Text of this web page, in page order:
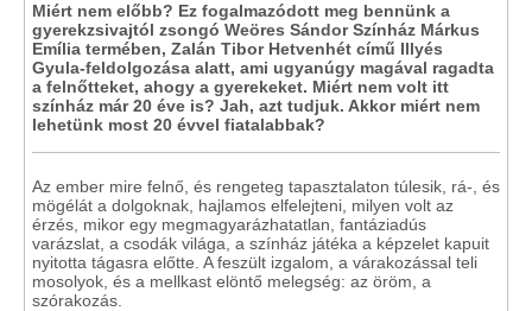
Miért nem előbb? Ez fogalmazódott meg bennünk a
gyerekzsivajtól zsongó Weöres Sándor Színház Márkus
Emília termében, Zalán Tibor Hetvenhét című Illyés
Gyula-feldolgozása alatt, ami ugyanúgy magával ragadta
a felnőtteket, ahogy a gyerekeket. Miért nem volt itt
színház már 20 éve is? Jah, azt tudjuk. Akkor miért nem
lehetünk most 20 évvel fiatalabbak?
Az ember mire felnő, és rengeteg tapasztalaton túlesik, rá-, és
mögélát a dolgoknak, hajlamos elfelejteni, milyen volt az
érzés, mikor egy megmagyarázhatatlan, fantáziadús
varázslat, a csodák világa, a színház játéka a képzelet kapuit
nyitotta tágasra előtte. A feszült izgalom, a várakozással teli
mosolyok, és a mellkast elöntő melegség: az öröm, a
szórakozás.